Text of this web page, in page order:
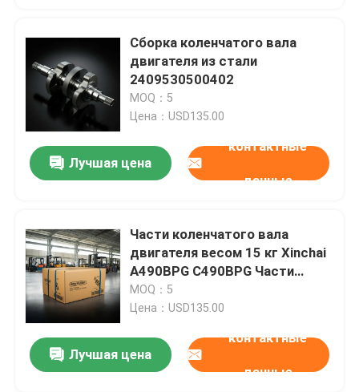
Сборка коленчатого вала
двигателя из стали
2409530500402
MOQ：5
Цена：USD135.00
Лучшая цена
контактные
данные
Части коленчатого вала
двигателя весом 15 кг Xinchai
A490BPG C490BPG Части
дизельных двигателей
MOQ：5
Цена：USD135.00
Лучшая цена
контактные
данные